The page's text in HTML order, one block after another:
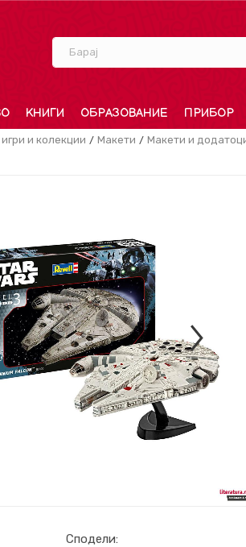
Барај
КНИГИ ОБРАЗОВАНИЕ ПРИБОР
и колекции Макети Макети и
Сподели: